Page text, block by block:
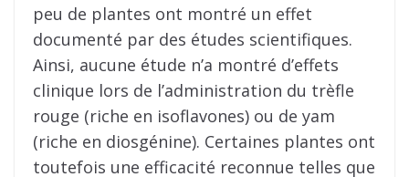
peu de plantes ont montré un effet
documenté par des études scientifiques.
Ainsi, aucune étude n’a montré d’effets
clinique lors de l’administration du trèfle
rouge (riche en isoflavones) ou de yam
(riche en diosgénine). Certaines plantes ont
toutefois une efficacité reconnue telles que